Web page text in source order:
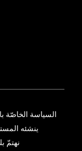
السياسة الخاصّة
ينشئه
نهتمّ